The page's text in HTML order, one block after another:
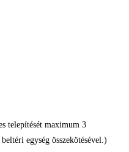
telepítését maximum 3
egység összekötésével.)